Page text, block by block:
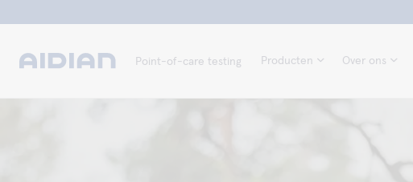
Point-of-care testing Producten Over ons